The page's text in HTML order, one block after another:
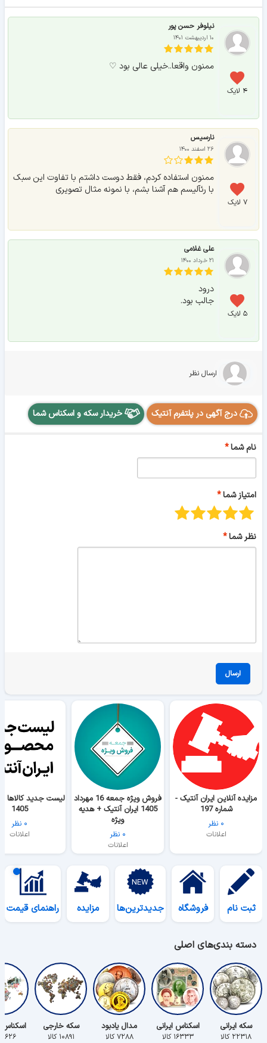
۴ لایک
نیلوفر حسن پور
۱۰ اردیبهشت ۱۴۰۱
ممنون واقعا..خیلی عالی بود ♡
۷ لایک
نارسیس
۲۶ اسفند ۱۴۰۰
ممنون استفاده کردم، فقط دوست داشتم با تفاوت این سبک
با رئآلیسم هم آشنا بشم، با نمونه مثال تصویری
۵ لایک
علی غلامی
۲۱ خرداد ۱۴۰۰
درود
جالب بود.
ارسال نظر
درج آگهی در پلتفرم آنتیک خریدار سکه و اسکناس شما
نام شما
امتیاز شما
نظر شما
ارسال
مزایده آنلاین ایران آنتیک -
شماره 197
۰ نظر
اعلانات
فروش ویژه جمعه 16 مهرداد
1405 ایران آنتیک + هدیه
ویژه
۰ نظر
اعلانات
1405
۰ نظر
اعلانات
ثبت نام فروشگاه جدیدترین‌ها مزایده راهنمای قیمت
دسته بندی‌های اصلی
سکه ایرانی
۲۲۳۱۸ کالا
اسکناس ایرانی
۱۶۳۳۳ کالا
مدال یادبود
۷۲۸۸ کالا
سکه خارجی
۱۰۸۹۱ کالا ۵۶۲۶ کالا